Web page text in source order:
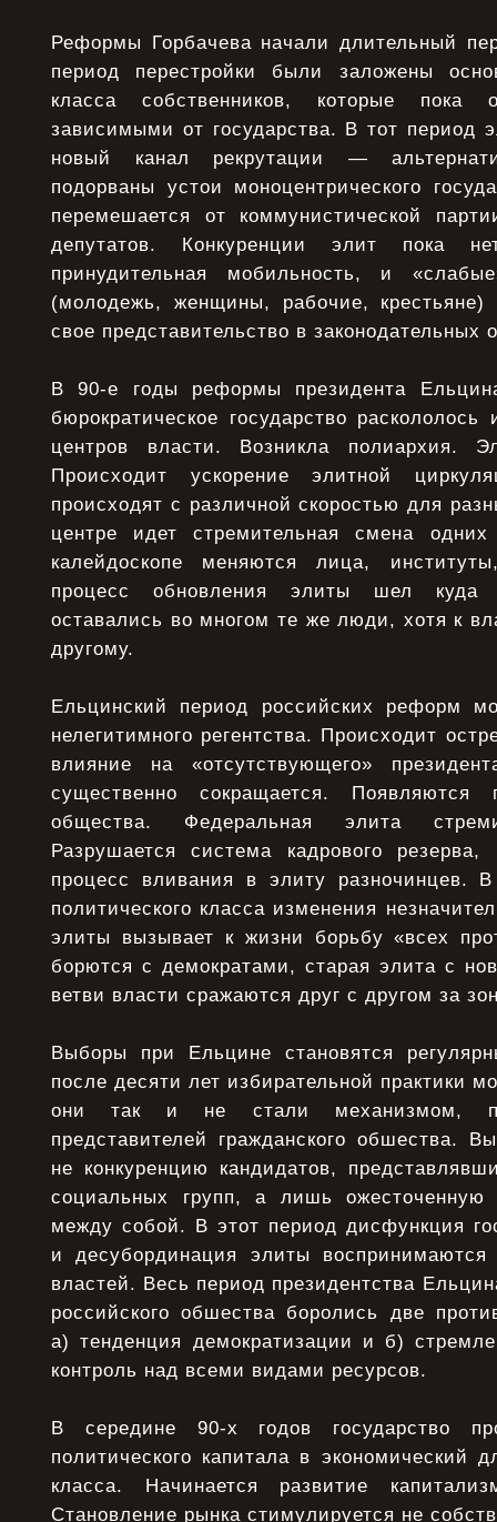
Реформы Горбачева начали длительный
период перестройки были заложены
класса собственников, которые пока
зависимыми от государства. В тот период
новый канал рекрутации —
подорваны устои моноцентрического
перемешается от коммунистической
депутатов. Конкуренции элит пока
принудительная мобильность, и
(молодежь, женщины, рабочие, крестьяне)
свое представительство в законодательных
В 90-е годы реформы президента
бюрократическое государство
центров власти. Возникла полиархия.
Происходит ускорение элитной
происходят с различной скоростью для
центре идет стремительная смена
калейдоскопе меняются лица,
процесс обновления элиты шел
оставались во многом те же люди, хотя к
другому.
Ельцинский период российских реформ
нелегитимного регентства. Происходит
влияние на «отсутствующего»
существенно сокращается. Появляются
общества. Федеральная элита
Разрушается система кадрового
процесс вливания в элиту
политического класса изменения
элиты вызывает к жизни борьбу «всех
борются с демократами, старая элита с
ветви власти сражаются друг с другом за
Выборы при Ельцине становятся
после десяти лет избирательной практики
они так и не стали механизмом,
представителей гражданского обшества.
не конкуренцию кандидатов,
социальных групп, а лишь ожесточенную
между собой. В этот период дисфункция
и десубординация элиты воспринимаются
властей. Весь период президентства
российского обшества боролись две
а) тенденция демократизации и б)
контроль над всеми видами ресурсов.
В середине 90-х годов государство
политического капитала в экономический
класса. Начинается развитие
Становление рынка стимулируется не